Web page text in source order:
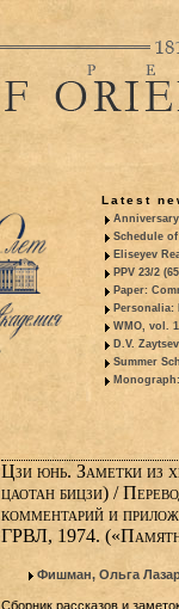
Latest
Schedule
Eliseyev
PPV 23/2
Paper:
Personalia:
WMO, vol.
D.V.
Summer
Цзи юнь. Заметки из
цаотан бицзи) /
комментарий и
ГРВЛ, 1974.
Фишман, Ольга
Сборник рассказов и